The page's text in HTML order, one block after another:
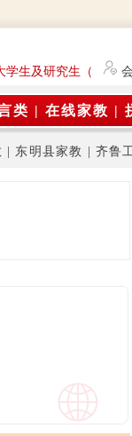
生及研究生（持有
类 | 在线家教 |
东明县家教 齐鲁